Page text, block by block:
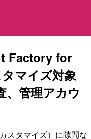
Factory for
マイズ対象
、管理アカウ
スタマイズ）に隙間な